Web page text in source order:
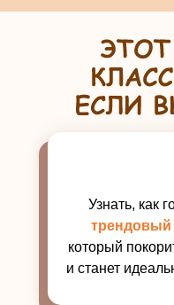
Узнать, как
трендовый
который
и станет